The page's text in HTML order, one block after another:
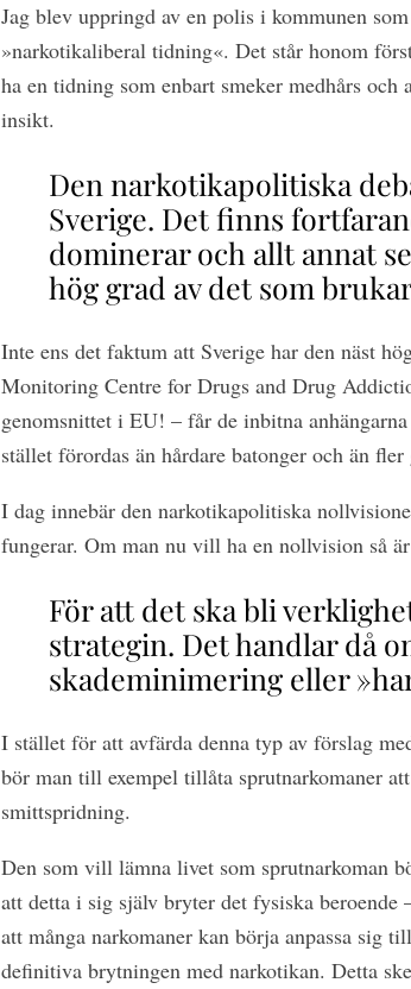
Jag blev uppringd av en polis i kommunen
»narkotikaliberal tidning«. Det står honom
ha en tidning som enbart smeker medhårs
insikt.
Den narkotikapolitiska
Sverige. Det finns
dominerar och allt annat
hög grad av det som
Inte ens det faktum att Sverige har den näst
Monitoring Centre for Drugs and Drug
genomsnittet i EU! – får de inbitna
stället förordas än hårdare batonger och än
I dag innebär den narkotikapolitiska
fungerar. Om man nu vill ha en nollvision så
För att det ska bli
strategin. Det handlar då
skademinimering eller
I stället för att avfärda denna typ av förslag
bör man till exempel tillåta sprutnarkomaner
smittspridning.
Den som vill lämna livet som sprutnarkoman
att detta i sig själv bryter det fysiska beroende
att många narkomaner kan börja anpassa sig
definitiva brytningen med narkotikan. Detta